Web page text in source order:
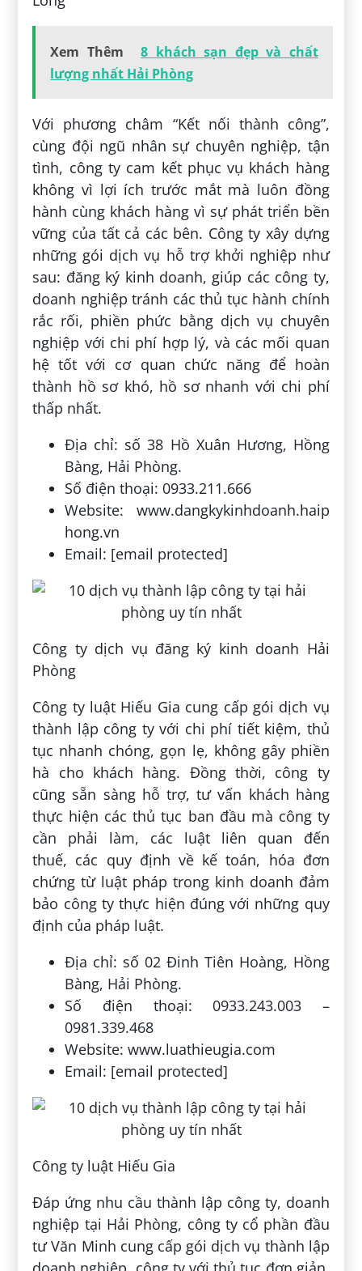
Xem Thêm
8 khách sạn đẹp và chất
lượng nhất Hải Phòng
Với phương châm “Kết nối thành công”,
cùng đội ngũ nhân sự chuyên nghiệp, tận
tình, công ty cam kết phục vụ khách hàng
không vì lợi ích trước mắt mà luôn đồng
hành cùng khách hàng vì sự phát triển bền
vững của tất cả các bên. Công ty xây dựng
những gói dịch vụ hỗ trợ khởi nghiệp như
sau: đăng ký kinh doanh, giúp các công ty,
doanh nghiệp tránh các thủ tục hành chính
rắc rối, phiền phức bằng dịch vụ chuyên
nghiệp với chi phí hợp lý, và các mối quan
hệ tốt với cơ quan chức năng để hoàn
thành hồ sơ khó, hồ sơ nhanh với chi phí
thấp nhất.
Địa chỉ: số 38 Hồ Xuân Hương, Hồng
Bàng, Hải Phòng.
Số điện thoại: 0933.211.666
Website: www.dangkykinhdoanh.haip
hong.vn
Email: [email protected]
Công ty dịch vụ đăng ký kinh doanh Hải
Phòng
Công ty luật Hiếu Gia cung cấp gói dịch vụ
thành lập công ty với chi phí tiết kiệm, thủ
tục nhanh chóng, gọn lẹ, không gây phiền
hà cho khách hàng. Đồng thời, công ty
cũng sẵn sàng hỗ trợ, tư vấn khách hàng
thực hiện các thủ tục ban đầu mà công ty
cần phải làm, các luật liên quan đến
thuế, các quy định về kế toán, hóa đơn
chứng từ luật pháp trong kinh doanh đảm
bảo công ty thực hiện đúng với những quy
định của pháp luật.
Địa chỉ: số 02 Đinh Tiên Hoàng, Hồng
Bàng, Hải Phòng.
Số điện thoại: 0933.243.003 –
0981.339.468
Website: www.luathieugia.com
Email: [email protected]
Công ty luật Hiếu Gia
Đáp ứng nhu cầu thành lập công ty, doanh
nghiệp tại Hải Phòng, công ty cổ phần đầu
tư Văn Minh cung cấp gói dịch vụ thành lập